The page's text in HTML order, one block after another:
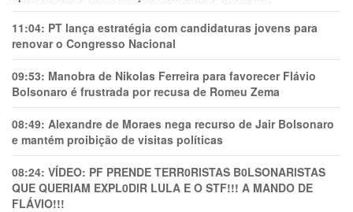
11:04: PT lança estratégia com candidaturas jovens para
renovar o Congresso Nacional
09:53: Manobra de Nikolas Ferreira para favorecer Flávio
Bolsonaro é frustrada por recusa de Romeu Zema
08:49: Alexandre de Moraes nega recurso de Jair Bolsonaro
e mantém proibição de visitas políticas
08:24: VÍDEO: PF PRENDE TERR0RlSTAS B0LSONARlSTAS
QUE QUERIAM EXPL0DlR LULA E O STF!!! A MANDO DE
FLÁVIO!!!